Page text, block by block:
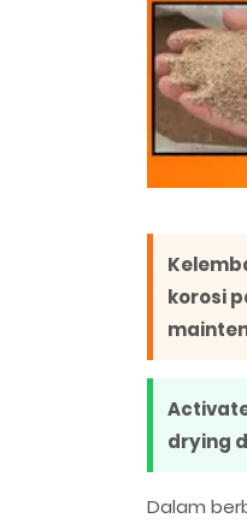
korosi
drying
Dalam